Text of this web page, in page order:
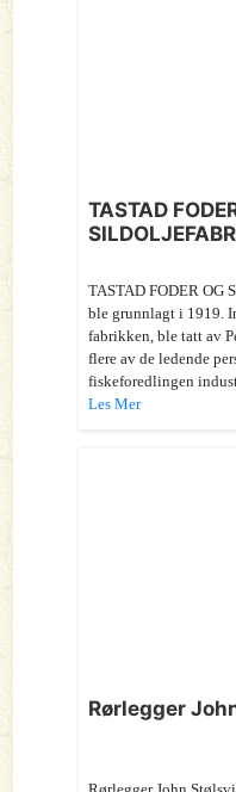
TASTAD
TASTAD FODER OG
ble grunnlagt i 1919.
fabrikken, ble tatt av
flere av de ledende
fiskeforedlingen
Les Mer
Rørlegger